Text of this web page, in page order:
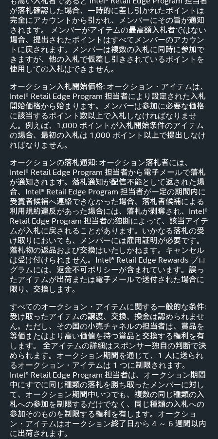
が落札確認した場合、一時的に差し引かれたポイントは
完全にアカウントから引かれ、メンバーにその旨が通知
されます。 メンバーがアイテムの最高額入札者ではない
場合、提出されたポイントはすべてメンバーのアカウン
トに戻されます。メンバーは複数の入札に同時に参加で
きますが、他の入札で仮差し引きされているポイントを
使用しての入札はできません。
オークション入札開始価格: オークション・アイテムは、
Intel® Retail Edge Program 担当者により設定された入札
開始価格から始まります。メンバーは参加に必要な価格
に該当するポイント数以上で入札しなければなりませ
ん。例えば、1,000 ポイントが入札開始条件のアイテム
の場合、最初の入札は 1,000 ポイント以上で提出しなけ
ればなりません。
オークションの落札通知: オークション落札者には、
Intel® Retail Edge Program 担当者から電子メールで落札
が通知されます。落札通知が配信不能として返された場
合、Intel® Retail Edge Program 担当者が一定の期間内に
受賞者候補へ連絡できなかった場合、落札者候補による
利用規約違反があった場合には、落札が剥奪され、Intel®
Retail Edge Program 担当者の独断によって、該当アイテ
ムが入札に戻されることがあります。いかなる落札の受
け取りにおいても、メンバーには雇用証明が必要です。
落札物の返品および交換はいたしかねます。キャンセル
は受け付けられません。Intel® Retail Edge Rewards プロ
グラムには、返金不可ポリシーが含まれています。誤っ
たアイテムが出荷または電子メールで送付された場合に
限り、交換します。
すべてのオークション・アイテムに関する一般的な条件:
受け取ったアイテムの譲渡、交換、換金は認められませ
ん。ただし、その国の小売チャネルの担当者は、賞品を
等価またはより高い価値を持つ賞品と交換する権利を有
します。 全アイテムの詳細はスポンサー独自の判断で決
められます。オークション期間を通じて、1 人に送られ
るオークション・アイテムは 1 つに制限されます。
Intel® Retail Edge Program 担当者は、オークション期間
中にすでに同じ種類の落札を勝ち取ったメンバーに対し
て、オークション期間中いつでも、複数の同じ種類の入
札への参加を制限するだけでなく、同じ種類の入札への
参加そのものを制限する権利を有します。オークショ
ン・アイテムはオークション終了日から 4 ～ 6 週間以内
に出荷されます。